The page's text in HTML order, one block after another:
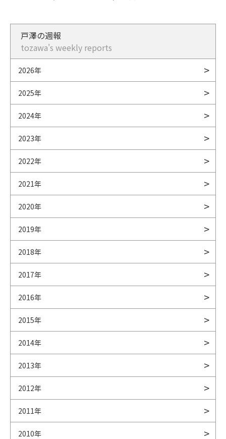
戸澤の週報
tozawa's weekly reports
2026年
2025年
2024年
2023年
2022年
2021年
2020年
2019年
2018年
2017年
2016年
2015年
2014年
2013年
2012年
2011年
2010年